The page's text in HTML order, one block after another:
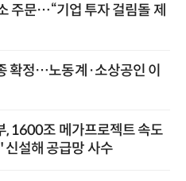
주문…“기업 투자 걸림돌 제
확정…노동계·소상공인 이
, 1600조 메가프로젝트 속도
설해 공급망 사수